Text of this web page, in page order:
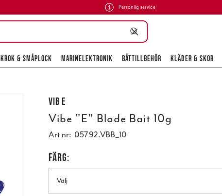
Personlig service
KROK & SMÅPLOCK MARINELEKTRONIK BÅTTILLBEHÖR KLÄDER & SKOR
Vib E
Vibe "E" Blade Bait 10g
Art nr: 05792.VBB_10
FÄRG:
Välj